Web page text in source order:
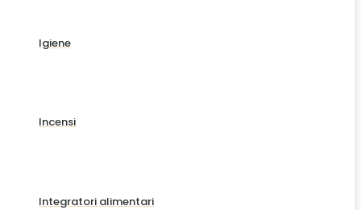
Igiene
Incensi
Integratori alimentari